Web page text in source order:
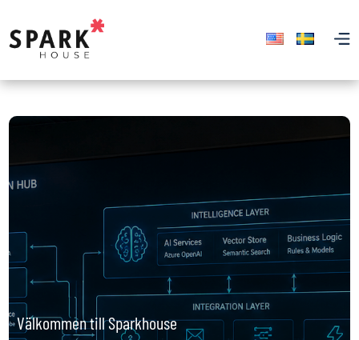
Välkommen till Sparkhouse